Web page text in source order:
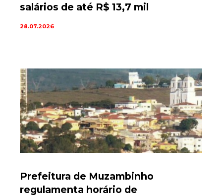
salários de até R$ 13,7 mil
28.07.2026
Prefeitura de Muzambinho
regulamenta horário de